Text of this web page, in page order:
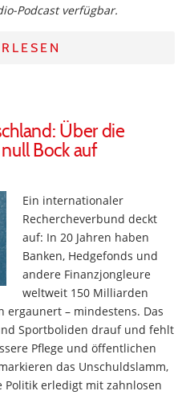
Podcast verfügbar.
Über die
Bock auf
Ein internationaler
Rechercheverbund deckt
auf: In 20 Jahren haben
Banken, Hedgefonds und
andere Finanzjongleure
weltweit 150 Milliarden
ergaunert – mindestens. Das
Sportboliden drauf und fehlt
Pflege und öffentlichen
das Unschuldslamm,
erledigt mit zahnlosen